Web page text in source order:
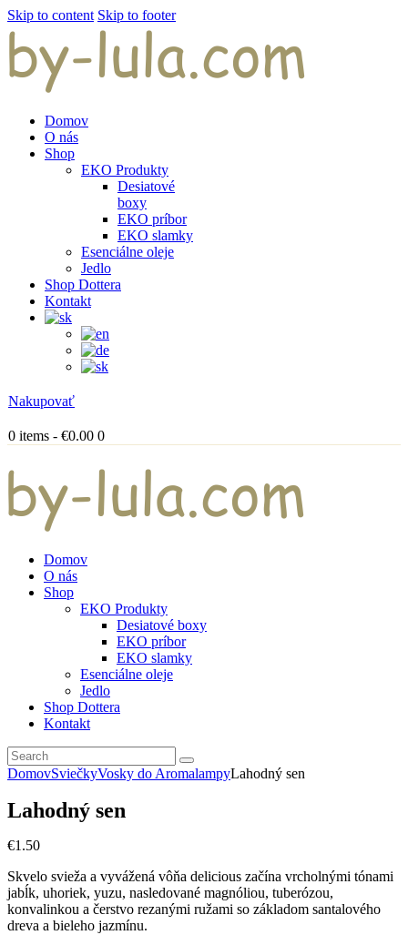
Skip to content Skip to footer
Domov
O nás
Shop
EKO Produkty
Desiatové
boxy
EKO príbor
EKO slamky
Esenciálne oleje
Jedlo
Shop Dottera
Kontakt
Nakupovať
0 items - €0.00 0
Domov
O nás
Shop
EKO Produkty
Desiatové boxy
EKO príbor
EKO slamky
Esenciálne oleje
Jedlo
Shop Dottera
Kontakt
DomovSviečkyVosky do AromalampyLahodný sen
Lahodný sen
€1 .50
Skvelo svieža a vyvážená vôňa delicious začína vrcholnými tónami
jabĺk, uhoriek, yuzu, nasledované magnóliou, tuberózou,
konvalinkou a čerstvo rezanými ružami so základom santalového
dreva a bieleho jazmínu.